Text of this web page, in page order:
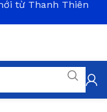
từ Thanh Thiên